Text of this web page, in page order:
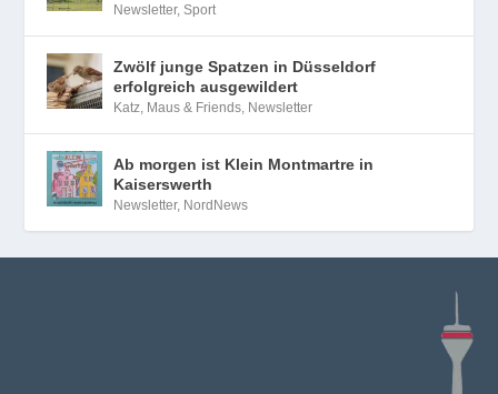
Newsletter,Sport
Zwölf junge Spatzen in Düsseldorf
erfolgreich ausgewildert
Katz, Maus & Friends, Newsletter
Ab morgen ist Klein Montmartre in
Kaiserswerth
Newsletter, NordNews